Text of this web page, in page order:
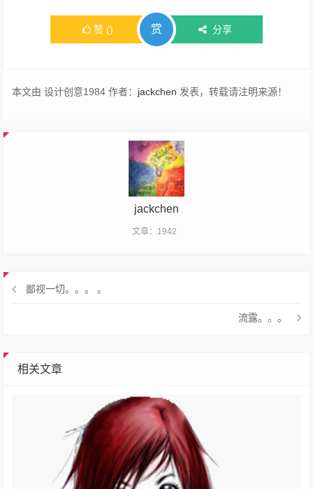
赞 () 赏 分享
本文由 设计创意1984 作者： jackchen 发表，转载请注明来源！
jackchen
文章：1942
鄙视一切。。。 。
流露。。。
相关文章